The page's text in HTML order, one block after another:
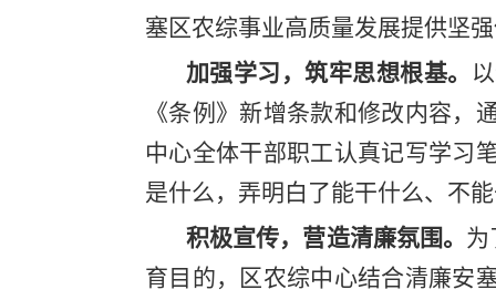
塞区农综事业高质量发展提供坚
加强学习，筑牢思想根基。
《条例》新增条款和修改内容
中心全体干部职工认真记写学习
是什么，弄明白了能干什么、不
积极宣传，营造清廉氛围。 为
育目的，区农综中心结合清廉安